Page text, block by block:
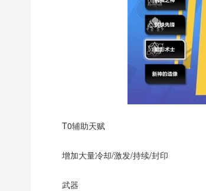
T0辅助天赋
增加大量冷却/激发/持续/封印
武器